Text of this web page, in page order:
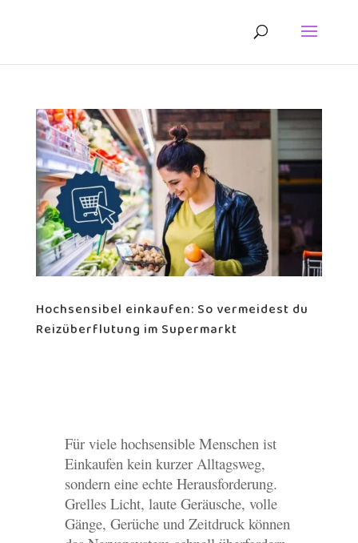
Hochsensibel einkaufen: So vermeidest du
Reizüberflutung im Supermarkt
Für viele hochsensible Menschen ist
Einkaufen kein kurzer Alltagsweg,
sondern eine echte Herausforderung.
Grelles Licht, laute Geräusche, volle
Gänge, Gerüche und Zeitdruck können